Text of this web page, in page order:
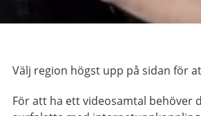
Välj region högst upp på sidan för
För att ha ett videosamtal behöver